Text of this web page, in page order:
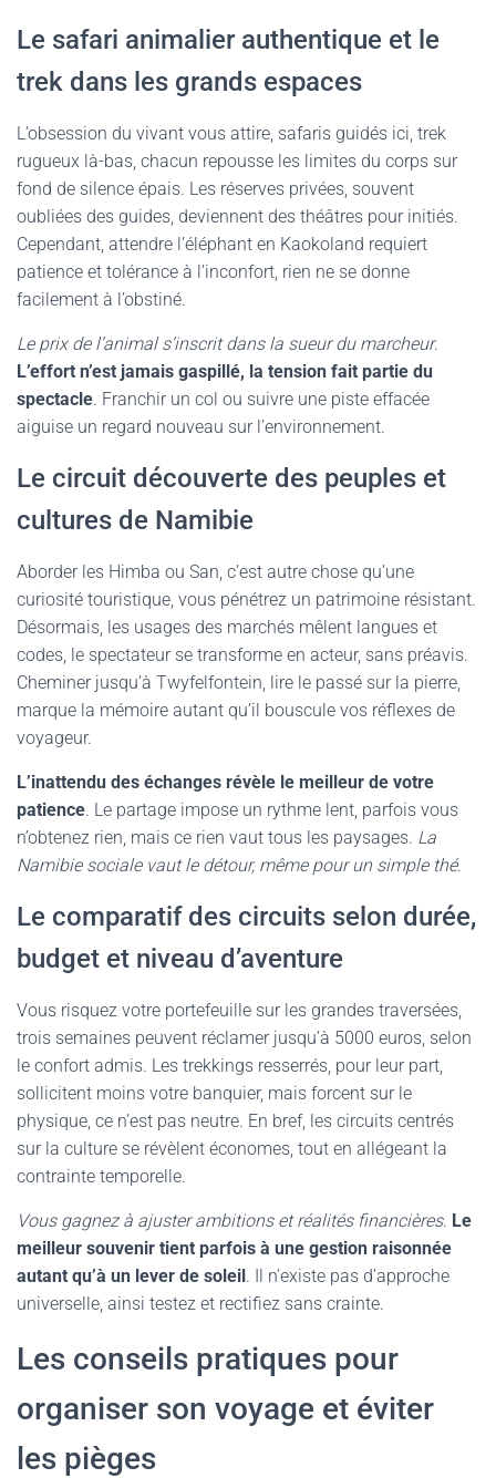
Le safari animalier authentique et le
trek dans les grands espaces
L’obsession du vivant vous attire, safaris guidés ici, trek
rugueux là-bas, chacun repousse les limites du corps sur
fond de silence épais. Les réserves privées, souvent
oubliées des guides, deviennent des théâtres pour initiés.
Cependant, attendre l’éléphant en Kaokoland requiert
patience et tolérance à l’inconfort, rien ne se donne
facilement à l’obstiné.
Le prix de l’animal s’inscrit dans la sueur du marcheur.
L’effort n’est jamais gaspillé, la tension fait partie du
spectacle. Franchir un col ou suivre une piste effacée
aiguise un regard nouveau sur l’environnement.
Le circuit découverte des peuples et
cultures de Namibie
Aborder les Himba ou San, c’est autre chose qu’une
curiosité touristique, vous pénétrez un patrimoine résistant.
Désormais, les usages des marchés mêlent langues et
codes, le spectateur se transforme en acteur, sans préavis.
Cheminer jusqu’à Twyfelfontein, lire le passé sur la pierre,
marque la mémoire autant qu’il bouscule vos réflexes de
voyageur.
L’inattendu des échanges révèle le meilleur de votre
patience. Le partage impose un rythme lent, parfois vous
n’obtenez rien, mais ce rien vaut tous les paysages. La
Namibie sociale vaut le détour, même pour un simple thé.
Le comparatif des circuits selon durée,
budget et niveau d’aventure
Vous risquez votre portefeuille sur les grandes traversées,
trois semaines peuvent réclamer jusqu’à 5000 euros, selon
le confort admis. Les trekkings resserrés, pour leur part,
sollicitent moins votre banquier, mais forcent sur le
physique, ce n’est pas neutre. En bref, les circuits centrés
sur la culture se révèlent économes, tout en allégeant la
contrainte temporelle.
Vous gagnez à ajuster ambitions et réalités financières. Le
meilleur souvenir tient parfois à une gestion raisonnée
autant qu’à un lever de soleil. Il n’existe pas d’approche
universelle, ainsi testez et rectifiez sans crainte.
Les conseils pratiques pour
organiser son voyage et éviter
les pièges